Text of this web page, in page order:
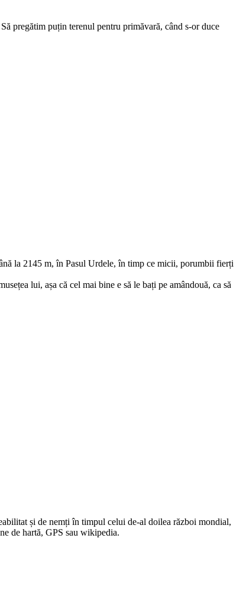
pregătim puțin terenul pentru primăvară, când s-or duce
la 2145 m, în Pasul Urdele, în timp ce micii, porumbii fierți
lui, așa că cel mai bine e să le bați pe amândouă, ca să
și de nemți în timpul celui de-al doilea război mondial,
de hartă, GPS sau wikipedia.